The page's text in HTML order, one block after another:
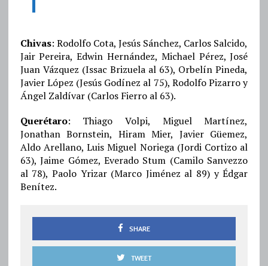
Chivas: Rodolfo Cota, Jesús Sánchez, Carlos Salcido,
Jair Pereira, Edwin Hernández, Michael Pérez, José
Juan Vázquez (Issac Brizuela al 63), Orbelín Pineda,
Javier López (Jesús Godínez al 75), Rodolfo Pizarro y
Ángel Zaldívar (Carlos Fierro al 63).
Querétaro: Thiago Volpi, Miguel Martínez,
Jonathan Bornstein, Hiram Mier, Javier Güemez,
Aldo Arellano, Luis Miguel Noriega (Jordi Cortizo al
63), Jaime Gómez, Everado Stum (Camilo Sanvezzo
al 78), Paolo Yrizar (Marco Jiménez al 89) y Édgar
Benítez.
SHARE
TWEET